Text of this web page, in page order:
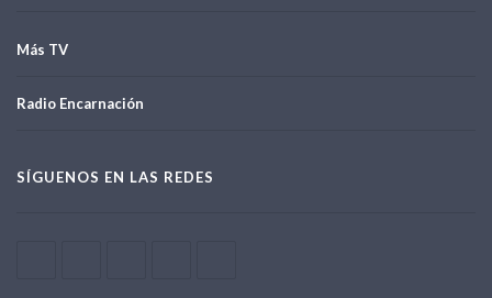
Más TV
Radio Encarnación
SÍGUENOS EN LAS REDES